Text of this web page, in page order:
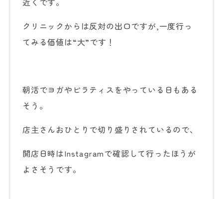
クリニックからは反対の出口ですが,一度行っ
てみる価値は“大”です！
朝活でヨガやピラティスをやっている日もある
そう。
店主さんおひとりで切り盛りされているので、
開店日時はInstagramで確認して行ったほうが
よさそうです。